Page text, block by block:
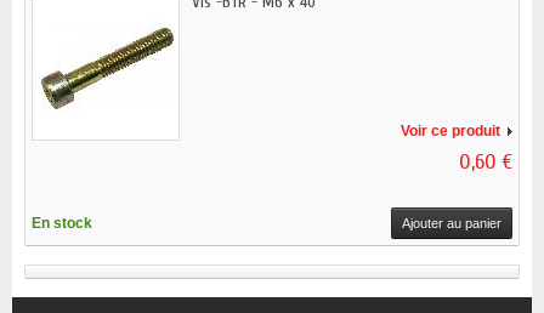
Voir ce produit
0,60 €
En stock Ajouter au panier